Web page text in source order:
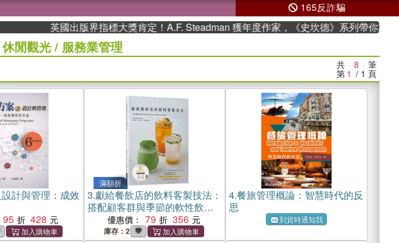
165反詐騙
英國出版界指標大獎肯定！A.F. Steadman 獲年度作家，《史坎德》系列帶你踏上熱血
休閒觀光/ 服務業管理
共 8 筆
第 1 / 1 頁
計與管理：成效
95 428
滿額折
3.獻給餐飲店的飲料客製技法：
搭配顧客群與季節的軟性飲料
調製技術與理論
優惠價： 79 356
庫存：2
4.餐旅管理概論：智慧時代的反
思
到貨時通知我